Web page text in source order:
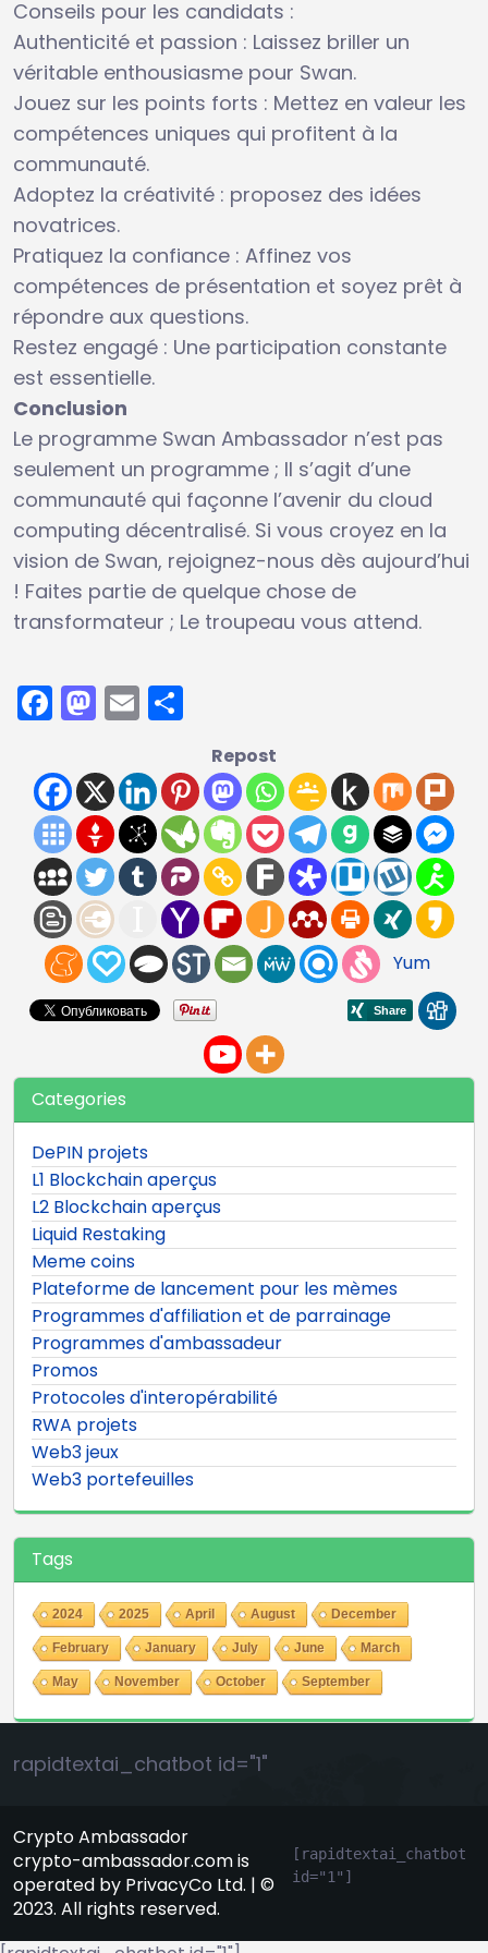
Conseils pour les candidats :
Authenticité et passion : Laissez briller un
véritable enthousiasme pour Swan.
Jouez sur les points forts : Mettez en valeur les
compétences uniques qui profitent à la
communauté.
Adoptez la créativité : proposez des idées
novatrices.
Pratiquez la confiance : Affinez vos
compétences de présentation et soyez prêt à
répondre aux questions.
Restez engagé : Une participation constante
est essentielle.
Conclusion
Le programme Swan Ambassador n’est pas
seulement un programme ; Il s’agit d’une
communauté qui façonne l’avenir du cloud
computing décentralisé. Si vous croyez en la
vision de Swan, rejoignez-nous dès aujourd’hui
! Faites partie de quelque chose de
transformateur ; Le troupeau vous attend.
Facebook
Mastodon
Email
Repost
Yum
Categories
DePIN projets
L1 Blockchain aperçus
L2 Blockchain aperçus
Liquid Restaking
Meme coins
Plateforme de lancement pour les mèmes
Programmes d'affiliation et de parrainage
Programmes d'ambassadeur
Promos
Protocoles d'interopérabilité
RWA projets
Web3 jeux
Web3 portefeuilles
Tags
2024 2025 April August December
February January July June March
May November October September
rapidtextai_chatbot id="1"
Crypto Ambassador
crypto-ambassador.com is
operated by PrivacyCo Ltd. | ©
2023. All rights reserved.
[rapidtextai_chatbot
id="1"]